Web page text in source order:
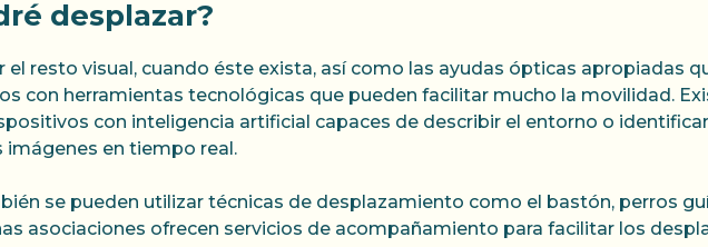
desplazar?
el resto visual, cuando éste exista, así como las ayudas ópticas apropiadas
con herramientas tecnológicas que pueden facilitar mucho la movilidad.
con inteligencia artificial capaces de describir el entorno o
imágenes en tiempo real.
se pueden utilizar técnicas de desplazamiento como el bastón, perros
asociaciones ofrecen servicios de acompañamiento para facilitar los